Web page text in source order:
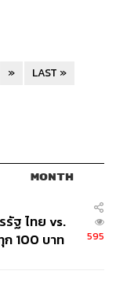
» LAST »
MONTH
รัฐ ไทย vs.
ก 100 บาท
595